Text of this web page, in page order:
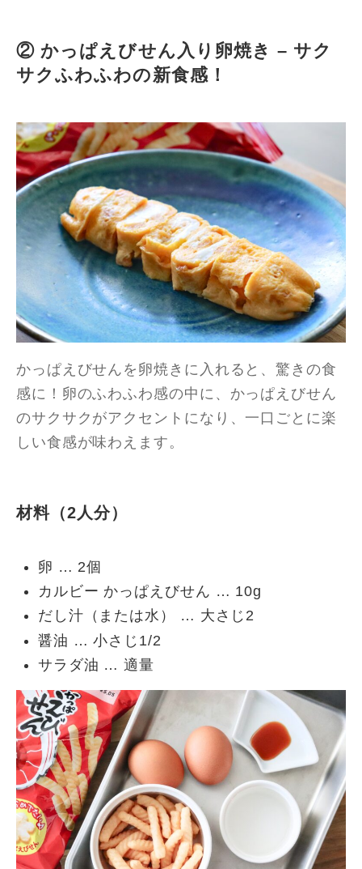
② かっぱえびせん入り卵焼き – サク
サクふわふわの新食感！
かっぱえびせんを卵焼きに入れると、驚きの食
感に！卵のふわふわ感の中に、かっぱえびせん
のサクサクがアクセントになり、一口ごとに楽
しい食感が味わえます。
材料（2人分）
卵 … 2個
カルビー かっぱえびせん … 10g
だし汁（または水） … 大さじ2
醤油 … 小さじ1/2
サラダ油 … 適量